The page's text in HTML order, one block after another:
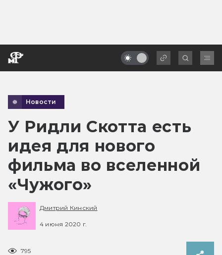
Новости
У Ридли Скотта есть
идея для нового
фильма во вселенной
«Чужого»
Дмитрий Кинский
4 июня 2020 г.
795